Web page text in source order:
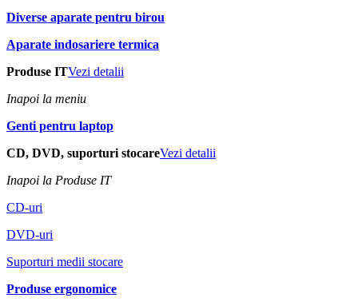
Diverse aparate pentru birou
Aparate indosariere termica
Produse ITVezi detalii
Inapoi la meniu
Genti pentru laptop
CD, DVD, suporturi stocareVezi detalii
Inapoi la Produse IT
CD-uri
DVD-uri
Suporturi medii stocare
Produse ergonomice